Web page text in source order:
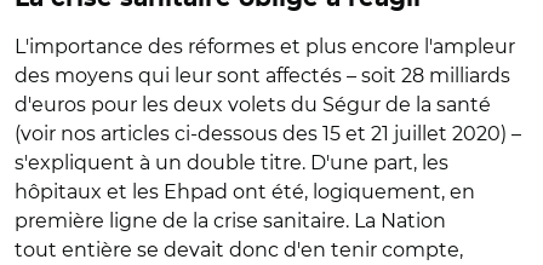
L'importance des réformes et plus encore l'ampleur
des moyens qui leur sont affectés – soit 28 milliards
d'euros pour les deux volets du Ségur de la santé
(voir nos articles ci-dessous des 15 et 21 juillet 2020) –
s'expliquent à un double titre. D'une part, les
hôpitaux et les Ehpad ont été, logiquement, en
première ligne de la crise sanitaire. La Nation
tout entière se devait donc d'en tenir compte,